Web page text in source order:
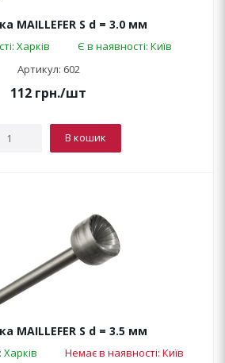
MAILLEFER S d = 3.0 мм
Харків
Є в наявності: Київ
Артикул: 602
112 грн./шт
В кошик
MAILLEFER S d = 3.5 мм
Харків
Немає в наявності: Київ